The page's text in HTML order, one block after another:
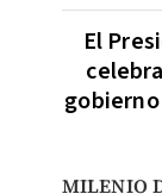
El
MILENIO